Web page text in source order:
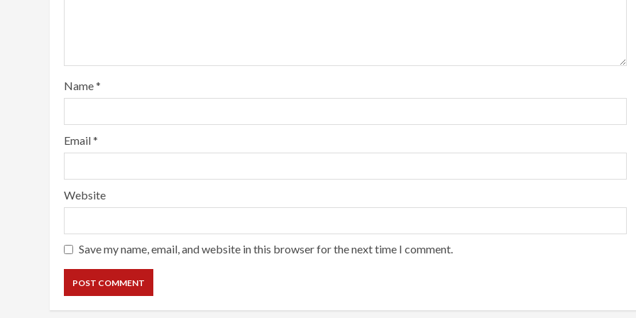
Name*
Email*
Website
Save my name, email, and website in this browser for the next time I comment.